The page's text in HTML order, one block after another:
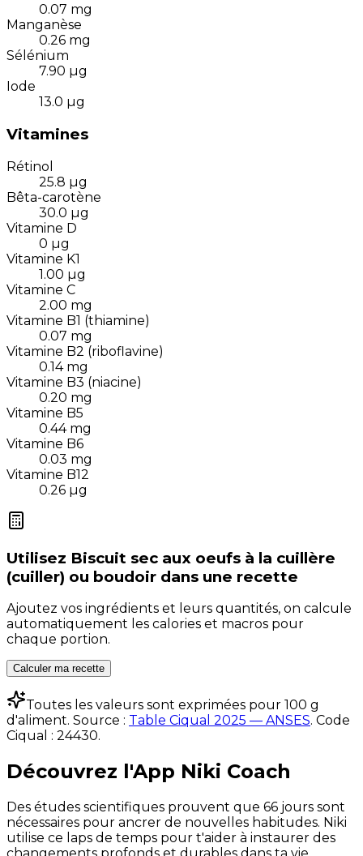
0.07 mg
Manganèse
0.26 mg
Sélénium
7.90 µg
Iode
13.0 µg
Vitamines
Rétinol
25.8 µg
Bêta-carotène
30.0 µg
Vitamine D
0 µg
Vitamine K1
1.00 µg
Vitamine C
2.00 mg
Vitamine B1 (thiamine)
0.07 mg
Vitamine B2 (riboflavine)
0.14 mg
Vitamine B3 (niacine)
0.20 mg
Vitamine B5
0.44 mg
Vitamine B6
0.03 mg
Vitamine B12
0.26 µg
Utilisez Biscuit sec aux oeufs à la cuillère
(cuiller) ou boudoir dans une recette
Ajoutez vos ingrédients et leurs quantités, on calcule
automatiquement les calories et macros pour
chaque portion.
Calculer ma recette
Toutes les valeurs sont exprimées pour 100 g
d'aliment. Source : Table Ciqual 2025 — ANSES. Code
Ciqual : 24430.
Découvrez l'App Niki Coach
Des études scientifiques prouvent que 66 jours sont
nécessaires pour ancrer de nouvelles habitudes. Niki
utilise ce laps de temps pour t'aider à instaurer des